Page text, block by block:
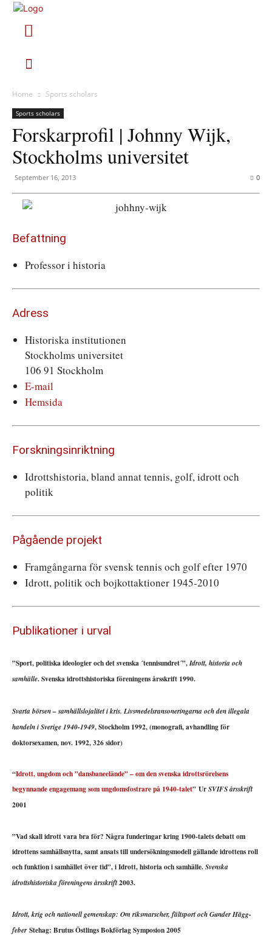
Home Sports scholars
Sports scholars
Forskarprofil | Johnny Wijk,
Stockholms universitet
September 16, 2013 0
Befattning
Professor i historia
Adress
Historiska institutionen
Stockholms universitet
106 91 Stockholm
E-mail
Hemsida
Forskningsinriktning
Idrottshistoria, bland annat tennis, golf, idrott och
politik
Pågående projekt
Framgångarna för svensk tennis och golf efter 1970
Idrott, politik och bojkottaktioner 1945-2010
Publikationer i urval
”Sport, politiska ideologier och det svenska ´tennisundret´”,Idrott, historia och
samhälle. Svenska idrottshistoriska föreningens årsskrift 1990.
Svarta börsen – samhällslojalitet i kris. Livsmedelsransoneringarna och den illegala
handeln i Sverige 1940-1949, Stockholm 1992, (monografi, avhandling för
doktorsexamen, nov. 1992, 326 sidor)
“Idrott, ungdom och ”dansbaneelände” – om den svenska idrottsrörelsens
begynnande engagemang som ungdomsfostrare på 1940-talet” UrSVIFS årsskrift
2001
”Vad skall idrott vara bra för? Några funderingar kring 1900-talets debatt om
idrottens samhällsnytta, samt ansats till undersökningsmodell gällande idrottens roll
och funktion i samhället över tid”, i Idrott, historia och samhälle.Svenska
idrottshistoriska föreningens årsskrift2003.
Idrott, krig och nationell gemenskap: Om riksmarscher, fältsport och Gunder Hägg-
feberStehag: Brutus Östlings Bokförlag Symposion 2005